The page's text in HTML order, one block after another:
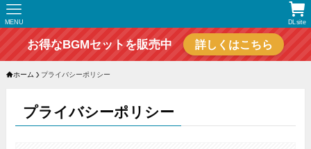
DLsite
MENU
お得なBGMセットを販売中 詳しくはこちら
ホーム プライバシーポリシー
プライバシーポリシー